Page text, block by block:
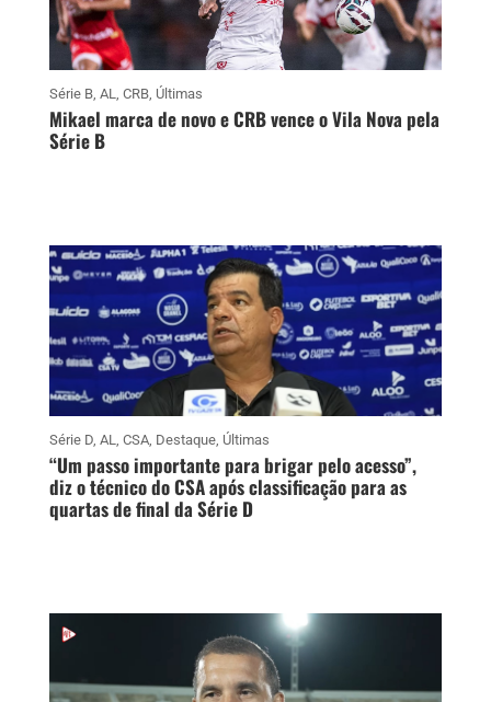
Série B, AL CRB, Últimas
Mikael marca de novo e CRB vence o Vila Nova pela
Série B
Série D, AL CSA, Destaque, Últimas
“Um passo importante para brigar pelo acesso”,
diz o técnico do CSA após classificação para as
quartas de final da Série D